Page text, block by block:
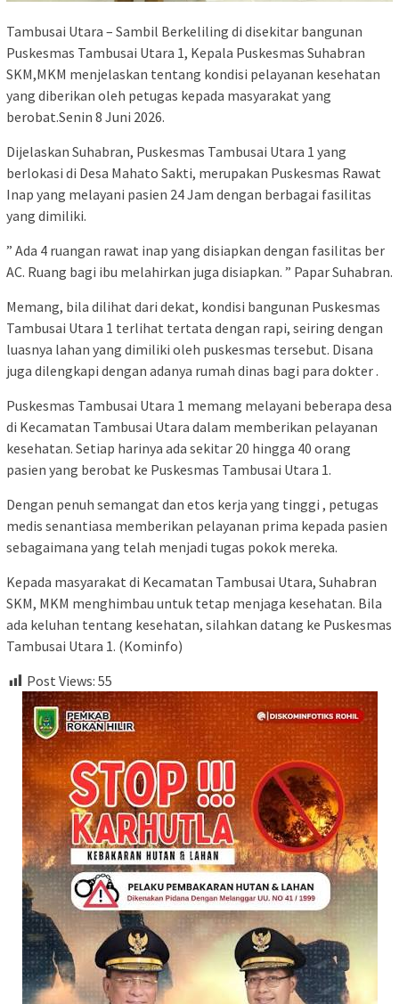
Tambusai Utara – Sambil Berkeliling di disekitar bangunan
Puskesmas Tambusai Utara 1, Kepala Puskesmas Suhabran
SKM,MKM menjelaskan tentang kondisi pelayanan kesehatan
yang diberikan oleh petugas kepada masyarakat yang
berobat.Senin 8 Juni 2026.
Dijelaskan Suhabran, Puskesmas Tambusai Utara 1 yang
berlokasi di Desa Mahato Sakti, merupakan Puskesmas Rawat
Inap yang melayani pasien 24 Jam dengan berbagai fasilitas
yang dimiliki.
” Ada 4 ruangan rawat inap yang disiapkan dengan fasilitas ber
AC. Ruang bagi ibu melahirkan juga disiapkan. ” Papar Suhabran.
Memang, bila dilihat dari dekat, kondisi bangunan Puskesmas
Tambusai Utara 1 terlihat tertata dengan rapi, seiring dengan
luasnya lahan yang dimiliki oleh puskesmas tersebut. Disana
juga dilengkapi dengan adanya rumah dinas bagi para dokter .
Puskesmas Tambusai Utara 1 memang melayani beberapa desa
di Kecamatan Tambusai Utara dalam memberikan pelayanan
kesehatan. Setiap harinya ada sekitar 20 hingga 40 orang
pasien yang berobat ke Puskesmas Tambusai Utara 1.
Dengan penuh semangat dan etos kerja yang tinggi , petugas
medis senantiasa memberikan pelayanan prima kepada pasien
sebagaimana yang telah menjadi tugas pokok mereka.
Kepada masyarakat di Kecamatan Tambusai Utara, Suhabran
SKM, MKM menghimbau untuk tetap menjaga kesehatan. Bila
ada keluhan tentang kesehatan, silahkan datang ke Puskesmas
Tambusai Utara 1. (Kominfo)
Post Views: 55